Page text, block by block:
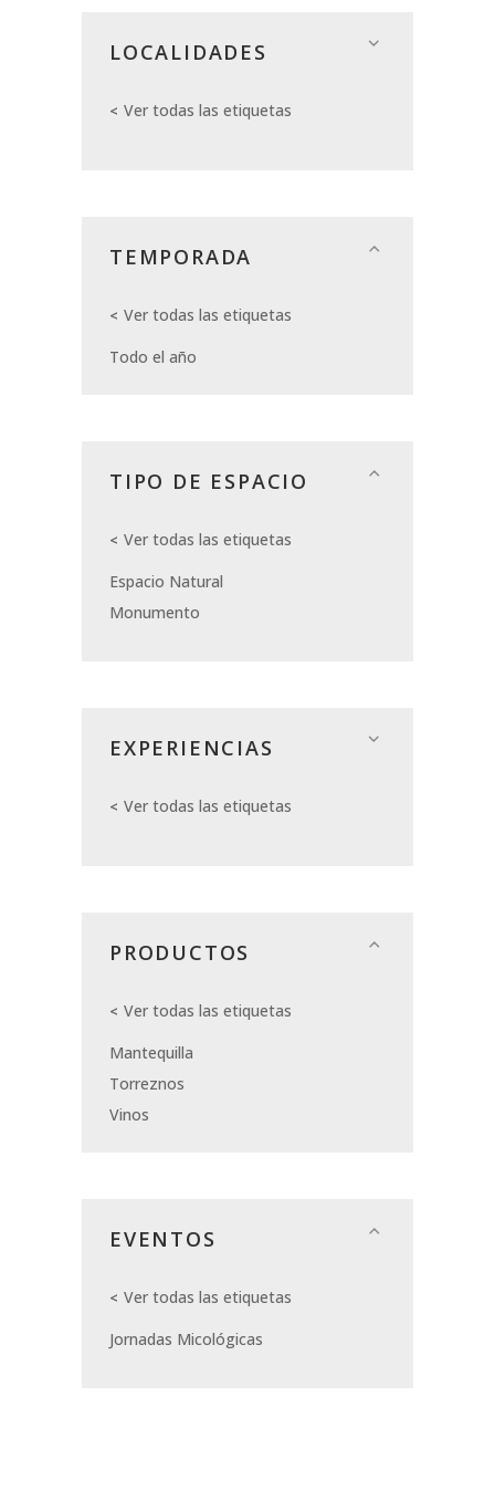
LOCALIDADES
Ver todas las etiquetas
TEMPORADA
Ver todas las etiquetas
Todo el año
TIPO DE ESPACIO
Ver todas las etiquetas
Espacio Natural
Monumento
EXPERIENCIAS
Ver todas las etiquetas
PRODUCTOS
Ver todas las etiquetas
Mantequilla
Torreznos
Vinos
EVENTOS
Ver todas las etiquetas
Jornadas Micológicas